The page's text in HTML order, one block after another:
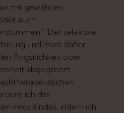
mit gewählten
auch
Der selektive
und muss daher
Ängstlichkeit oder
abgegrenzt
ich das
ihres Kindes, indem ich